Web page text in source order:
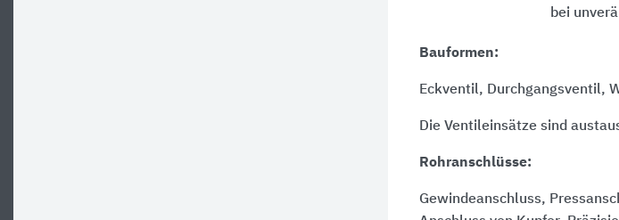
bei
Bauformen:
Eckventil, Durchgangsventil,
Die Ventileinsätze sind
Rohranschlüsse:
Gewindeanschluss,